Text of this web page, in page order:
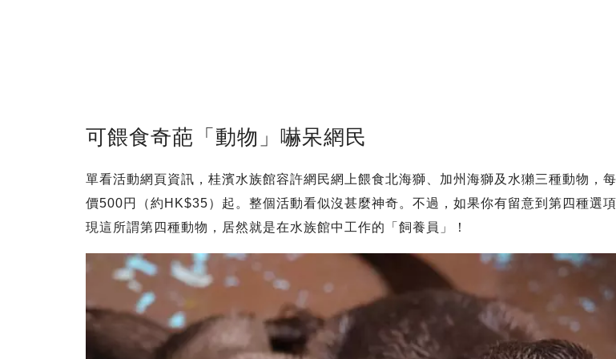
可餵食奇葩「動物」嚇呆網民
單看活動網頁資訊，桂濱水族館容許網民網上餵食北海獅、加州海獅及水獺三種動物，
價500円（約HK$35）起。整個活動看似沒甚麼神奇。不過，如果你有留意到第四種選
現這所謂第四種動物，居然就是在水族館中工作的「飼養員」！